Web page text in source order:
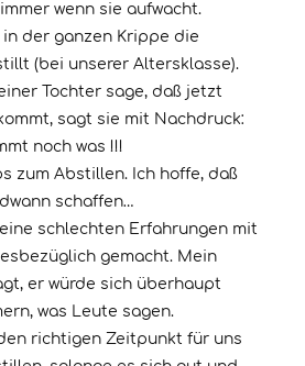
wenn sie aufwacht.
in der ganzen Krippe die
(bei unserer Altersklasse).
Tochter sage, daß jetzt
sagt sie mit Nachdruck:
noch was !!!
zum Abstillen. Ich hoffe, daß
schaffen…
schlechten Erfahrungen mit
gemacht. Mein
er würde sich überhaupt
was Leute sagen.
richtigen Zeitpunkt für uns